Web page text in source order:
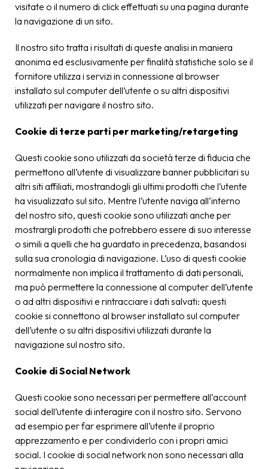
visitate o il numero di click effettuati su una pagina durante
la navigazione di un sito.
Il nostro sito tratta i risultati di queste analisi in maniera
anonima ed esclusivamente per finalità statistiche solo se il
fornitore utilizza i servizi in connessione al browser
installato sul computer dell’utente o su altri dispositivi
utilizzati per navigare il nostro sito.
Cookie di terze parti per marketing/retargeting
Questi cookie sono utilizzati da società terze di fiducia che
permettono all’utente di visualizzare banner pubblicitari su
altri siti affiliati, mostrandogli gli ultimi prodotti che l’utente
ha visualizzato sul sito. Mentre l’utente naviga all’interno
del nostro sito, questi cookie sono utilizzati anche per
mostrargli prodotti che potrebbero essere di suo interesse
o simili a quelli che ha guardato in precedenza, basandosi
sulla sua cronologia di navigazione. L’uso di questi cookie
normalmente non implica il trattamento di dati personali,
ma può permettere la connessione al computer dell’utente
o ad altri dispositivi e rintracciare i dati salvati: questi
cookie si connettono al browser installato sul computer
dell’utente o su altri dispositivi utilizzati durante la
navigazione sul nostro sito.
Cookie di Social Network
Questi cookie sono necessari per permettere all’account
social dell’utente di interagire con il nostro sito. Servono
ad esempio per far esprimere all’utente il proprio
apprezzamento e per condividerlo con i propri amici
social. I cookie di social network non sono necessari alla